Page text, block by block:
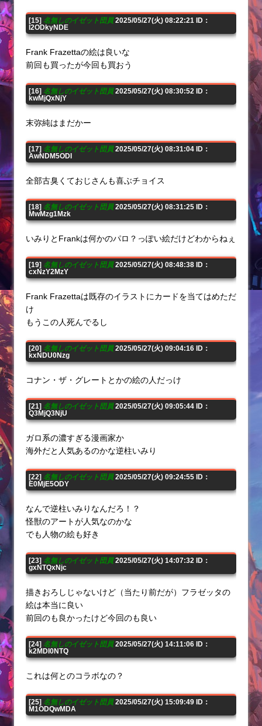
[15] 名無しのイゼット団員2025/05/27(火) 08:22:21 ID：
I2ODkyNDE
Frank Frazettaの絵は良いな
前回も買ったが今回も買おう
[16] 名無しのイゼット団員2025/05/27(火) 08:30:52 ID：
kwMjQxNjY
末弥純はまだかー
[17] 名無しのイゼット団員2025/05/27(火) 08:31:04 ID：
AwNDM5ODI
全部古臭くておじさんも喜ぶチョイス
[18] 名無しのイゼット団員2025/05/27(火) 08:31:25 ID：
MwMzg1Mzk
いみりとFrankは何かのパロ？っぽい絵だけどわからねぇ
[19] 名無しのイゼット団員2025/05/27(火) 08:48:38 ID：
cxNzY2MzY
Frank Frazettaは既存のイラストにカードを当てはめただ
け
もうこの人死んでるし
[20] 名無しのイゼット団員2025/05/27(火) 09:04:16 ID：
kxNDU0Nzg
コナン・ザ・グレートとかの絵の人だっけ
[21] 名無しのイゼット団員2025/05/27(火) 09:05:44 ID：
Q3MjQ3NjU
ガロ系の濃すぎる漫画家か
海外だと人気あるのかな逆柱いみり
[22] 名無しのイゼット団員2025/05/27(火) 09:24:55 ID：
E0MjE5ODY
なんで逆柱いみりなんだろ！？
怪獣のアートが人気なのかな
でも人物の絵も好き
[23] 名無しのイゼット団員2025/05/27(火) 14:07:32 ID：
gxNTQxNjc
描きおろしじゃないけど（当たり前だが）フラゼッタの
絵は本当に良い
前回のも良かったけど今回のも良い
[24] 名無しのイゼット団員2025/05/27(火) 14:11:06 ID：
k2MDI0NTQ
これは何とのコラボなの？
[25] 名無しのイゼット団員2025/05/27(火) 15:09:49 ID：
M1ODQwMDA